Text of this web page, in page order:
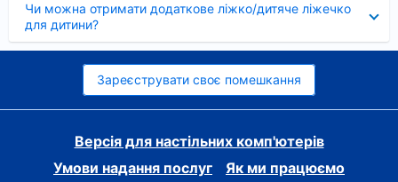
Чи можна отримати додаткове ліжко/дитяче ліжечко
для дитини?
Зареєструвати своє помешкання
Версія для настільних комп'ютерів
Умови надання послуг
Як ми працюємо